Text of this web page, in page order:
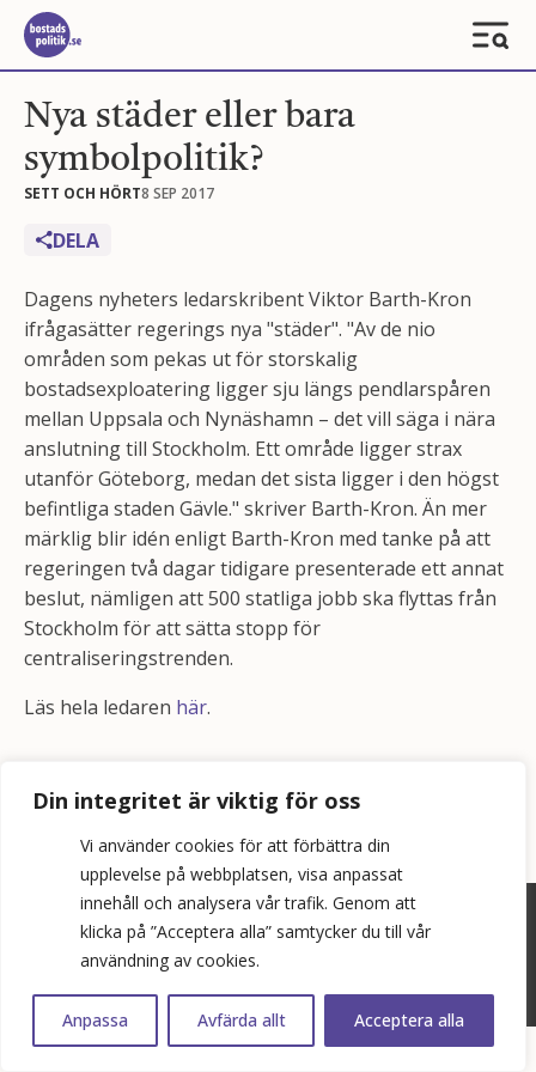
Din integritet är viktig för oss
Vi använder cookies för att förbättra din
upplevelse på webbplatsen, visa anpassat
innehåll och analysera vår trafik. Genom att
klicka på ”Acceptera alla” samtycker du till vår
användning av cookies.
Anpassa Avfärda allt Acceptera alla
Nya städer eller bara
symbolpolitik?
SETT OCH HÖRT8 SEP 2017
DELA
Dagens nyheters ledarskribent Viktor Barth-Kron
ifrågasätter regerings nya "städer". "Av de nio
områden som pekas ut för storskalig
bostadsexploatering ligger sju längs pendlarspåren
mellan Uppsala och Nynäshamn – det vill säga i nära
anslutning till Stockholm. Ett område ligger strax
utanför Göteborg, medan det sista ligger i den högst
befintliga staden Gävle." skriver Barth-Kron. Än mer
märklig blir idén enligt Barth-Kron med tanke på att
regeringen två dagar tidigare presenterade ett annat
beslut, nämligen att 500 statliga jobb ska flyttas från
Stockholm för att sätta stopp för
centraliseringstrenden.
Läs hela ledaren här.
©2026 Bopol AB
info@bostadspolitik.se
0704-57 90 06